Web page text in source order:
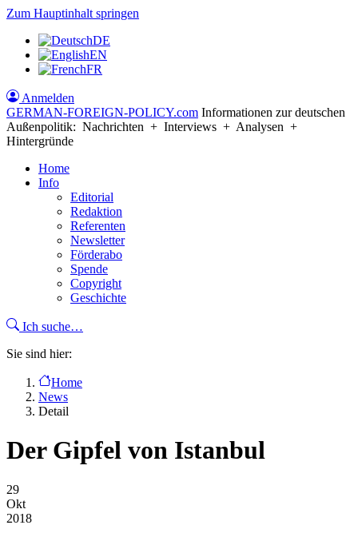
Zum Hauptinhalt springen
DE
EN
FR
Anmelden
GERMAN-FOREIGN-POLICY.com Informationen zur deutschen
Außenpolitik: Nachrichten + Interviews + Analysen +
Hintergründe
Home
Info
Editorial
Redaktion
Referenten
Newsletter
Förderabo
Spende
Copyright
Geschichte
Ich suche…
Sie sind hier:
Home
News
Detail
Der Gipfel von Istanbul
29
Okt
2018